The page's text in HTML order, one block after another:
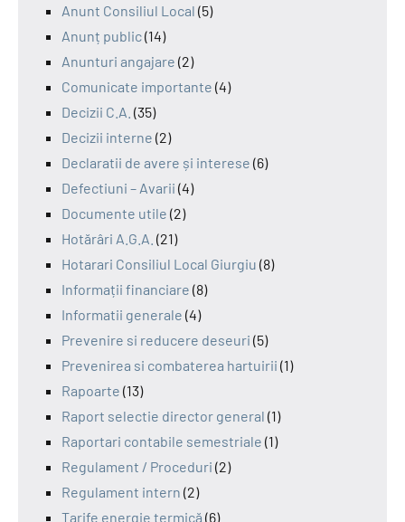
Anunt Consiliul Local (5)
Anunț public(14)
Anunturi angajare (2)
Comunicate importante (4)
Decizii C.A. (35)
Decizii interne (2)
Declaratii de avere și interese (6)
Defectiuni – Avarii (4)
Documente utile (2)
Hotărâri A.G.A. (21)
Hotarari Consiliul Local Giurgiu (8)
Informații financiare (8)
Informatii generale (4)
Prevenire si reducere deseuri (5)
Prevenirea si combaterea hartuirii (1)
Rapoarte (13)
Raport selectie director general (1)
Raportari contabile semestriale (1)
Regulament / Proceduri (2)
Regulament intern (2)
Tarife energie termică (6)